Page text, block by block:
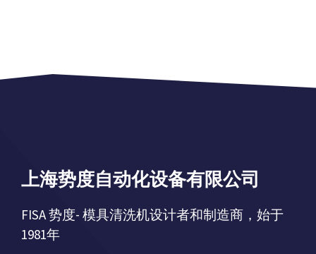
上海势度自动化设备有限公司
FISA 势度- 模具清洗机设计者和制造商，始于
1981年